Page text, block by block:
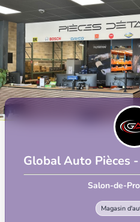
Global Auto Pièces
Salon-de-
Magasin